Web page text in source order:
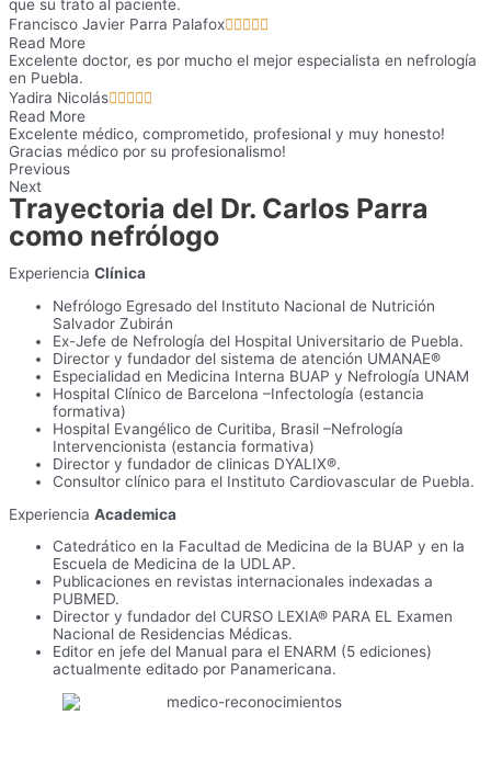
que su trato al paciente.
Francisco Javier Parra Palafox
Read More
Excelente doctor, es por mucho el mejor especialista en nefrología
en Puebla.
Yadira Nicolás
Read More
Excelente médico, comprometido, profesional y muy honesto!
Gracias médico por su profesionalismo!
Previous
Next
Trayectoria del Dr. Carlos Parra
como nefrólogo
Experiencia Clínica
Nefrólogo Egresado del Instituto Nacional de Nutrición
Salvador Zubirán
Ex-Jefe de Nefrología del Hospital Universitario de Puebla.
Director y fundador del sistema de atención UMANAE®
Especialidad en Medicina Interna BUAP y Nefrología UNAM
Hospital Clínico de Barcelona –Infectología (estancia
formativa)​
Hospital Evangélico de Curitiba, Brasil –Nefrología
Intervencionista (estancia formativa)​
Director y fundador de clinicas DYALIX®.​
Consultor clínico para el Instituto Cardiovascular de Puebla.​
Experiencia Academica
Catedrático en la Facultad de Medicina de la BUAP y en la
Escuela de Medicina de la UDLAP.
Publicaciones en revistas internacionales indexadas a
PUBMED.
Director y fundador del CURSO LEXIA® PARA EL Examen
Nacional de Residencias Médicas.​
Editor en jefe del Manual para el ENARM (5 ediciones)
actualmente editado por Panamericana.​